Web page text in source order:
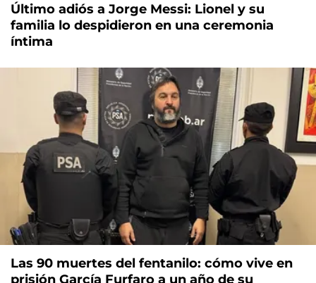
Último adiós a Jorge Messi: Lionel y su
familia lo despidieron en una ceremonia
íntima
Las 90 muertes del fentanilo: cómo vive en
prisión García Furfaro a un año de su